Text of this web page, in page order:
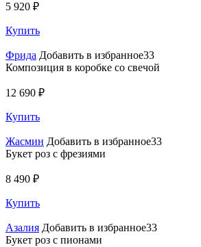
5 920 ₽
Купить
Фрида Добавить в избранное33
Композиция в коробке со свечой
12 690 ₽
Купить
Жасмин Добавить в избранное33
Букет роз с фрезиями
8 490 ₽
Купить
Азалия Добавить в избранное33
Букет роз с пионами